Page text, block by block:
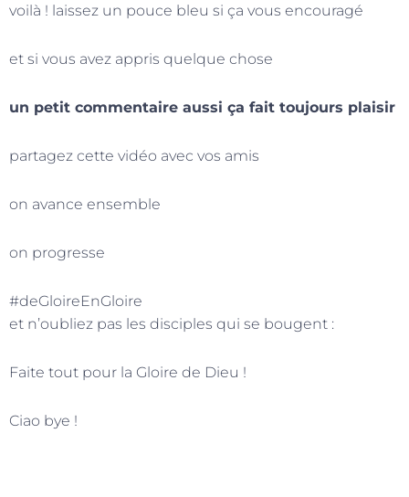
voilà ! laissez un pouce bleu si ça vous encouragé
et si vous avez appris quelque chose
un petit commentaire aussi ça fait toujours plaisir
partagez cette vidéo avec vos amis
on avance ensemble
on progresse
#deGloireEnGloire
et n’oubliez pas les disciples qui se bougent :
Faite tout pour la Gloire de Dieu !
Ciao bye !